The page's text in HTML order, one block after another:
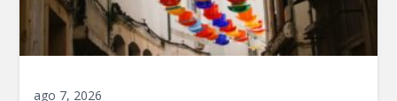
ago 7, 2026